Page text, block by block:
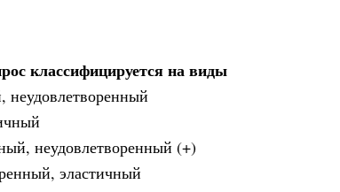
классифицируется на виды
неудовлетворенный
неудовлетворенный (+)
эластичный